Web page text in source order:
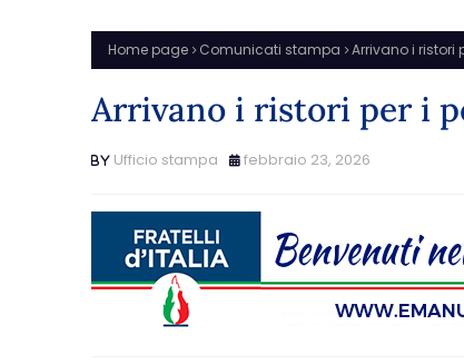
Home page Comunicati stampa Arrivano i ristori
Arrivano i ristori per i
Ufficio stampa febbraio 23, 2026